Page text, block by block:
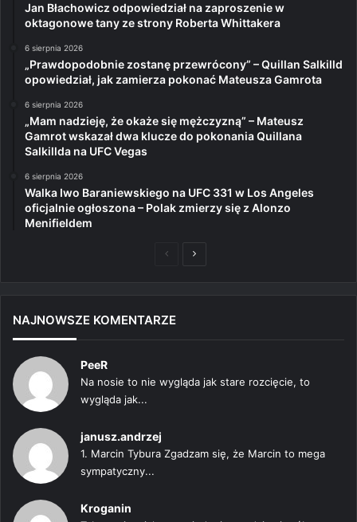
Jan Błachowicz odpowiedział na zaproszenie w
oktagonowe tany ze strony Roberta Whittakera
6 sierpnia 2026
„Prawdopodobnie zostanę przewrócony” – Quillan Salkilld
opowiedział, jak zamierza pokonać Mateusza Gamrota
6 sierpnia 2026
„Mam nadzieję, że okaże się mężczyzną” – Mateusz
Gamrot wskazał dwa klucze do pokonania Quillana
Salkillda na UFC Vegas
6 sierpnia 2026
Walka Iwo Baraniewskiego na UFC 331 w Los Angeles
oficjalnie ogłoszona – Polak zmierzy się z Alonzo
Menifieldem
PoprzedniaNastępna
NAJNOWSZE KOMENTARZE
PeeR
Na nosie to nie wygląda jak stare rozcięcie, to
wygląda jak...
janusz.andrzej
1. Marcin Tybura Zgadzam się, że Marcin to mega
sympatyczny...
Kroganin